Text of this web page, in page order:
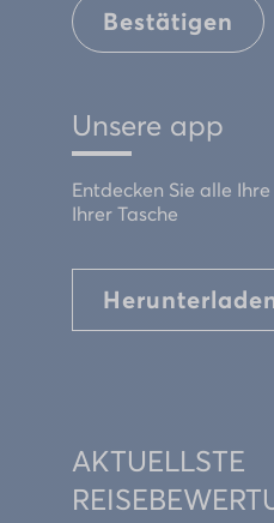
Bestätigen
Unsere app
Entdecken Sie alle
Ihrer Tasche
AKTUELLSTE